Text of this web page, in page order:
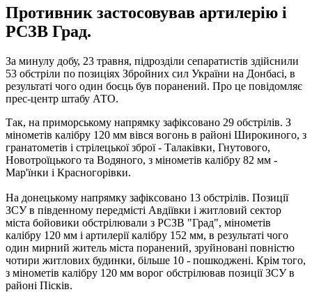
Противник застосовував артилерію і
РСЗВ Град.
За минулу добу, 23 травня, підрозділи сепаратистів здійснили
53 обстріли по позиціях Збройних сил України на Донбасі, в
результаті чого один боєць був поранений. Про це повідомляє
прес-центр штабу АТО.
Так, на приморському напрямку зафіксовано 29 обстрілів. З
мінометів калібру 120 мм вівся вогонь в районі Широкиного, з
гранатометів і стрілецької зброї - Талаківки, Гнутового,
Новотроїцького та Водяного, з мінометів калібру 82 мм -
Мар'їнки і Красногорівки.
На донецькому напрямку зафіксовано 13 обстрілів. Позиції
ЗСУ в південному передмісті Авдіївки і житловий сектор
міста бойовики обстрілювали з РСЗВ "Град", мінометів
калібру 120 мм і артилерії калібру 152 мм, в результаті чого
один мирний житель міста поранений, зруйновані повністю
чотири житлових будинки, більше 10 - пошкоджені. Крім того,
з мінометів калібру 120 мм ворог обстрілював позиції ЗСУ в
районі Пісків.